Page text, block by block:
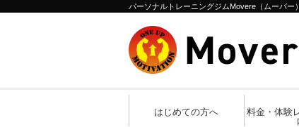
パーソナルトレーニングジムMovere（ムーバー）
はじめての方へ
料金・体験